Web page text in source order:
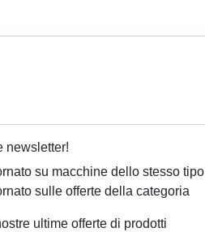
newsletter!
su macchine dello stesso tipo
sulle offerte della categoria
ultime offerte di prodotti